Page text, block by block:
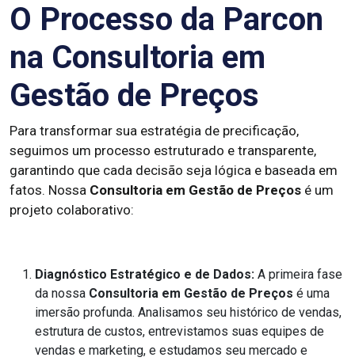
O Processo da Parcon
na Consultoria em
Gestão de Preços
Para transformar sua estratégia de precificação,
seguimos um processo estruturado e transparente,
garantindo que cada decisão seja lógica e baseada em
fatos. Nossa Consultoria em Gestão de Preços é um
projeto colaborativo:
Diagnóstico Estratégico e de Dados: A primeira fase
da nossa Consultoria em Gestão de Preços é uma
imersão profunda. Analisamos seu histórico de vendas,
estrutura de custos, entrevistamos suas equipes de
vendas e marketing, e estudamos seu mercado e